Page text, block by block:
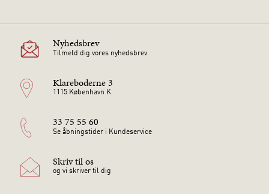
Nyhedsbrev
Tilmeld dig vores nyhedsbrev
Klareboderne 3
1115 København K
33 75 55 60
Se åbningstider i Kundeservice
Skriv til os
og vi skriver til dig